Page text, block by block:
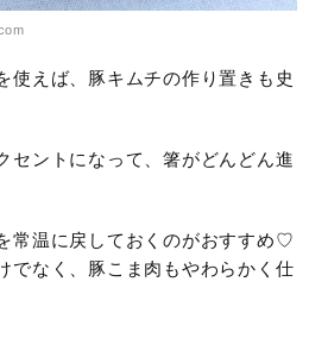
使えば、豚キムチの作り置きも史
セントになって、箸がどんどん進
常温に戻しておくのがおすすめ♡
でなく、豚こま肉もやわらかく仕